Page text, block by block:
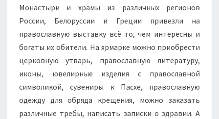
Монастыри и храмы из различных регионов
России, Белоруссии и Греции привезли на
православную выставку всё то, чем интересны и
богаты их обители. На ярмарке можно приобрести
церковную утварь, православную литературу,
иконы, ювелирные изделия с православной
символикой, сувениры к Пасхе, православную
одежду для обряда крещения, можно заказать
различные требы, написать записки о здравии. А